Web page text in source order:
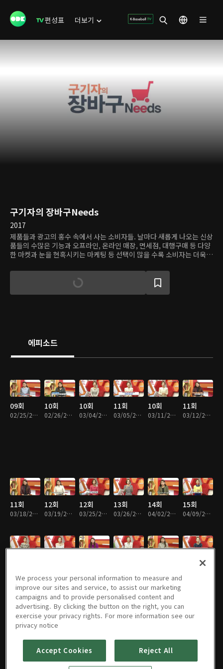
편성표 더보기
구기자의 장바구Needs
2017
제품들과 광고의 홍수 속에서 사는 소비자들. 날마다 새롭게 나오는 신상
품들의 수많은 기능과 오프라인, 온라인 매장, 면세점, 대행구매 등 다양
한 마켓과 눈을 현혹시키는 마케팅 등 선택이 많을 수록 소비자는 더욱
위해 쿠키뉴스 구현화기자가 유통 상식부터 소비 트렌드까지 한 곳에 모
에피소드
09회
02/25/2017 • 19분
10회
02/26/2017 • 19분
10회
03/04/2017 • 19분
11회
03/05/2017 • 19분
10회
03/11/2017 • 19분
11회
03/12/2017 • 18분
11회
03/18/2017 • 17분
12회
03/19/2017 • 20분
12회
03/25/2017 • 19분
13회
03/26/2017 • 20분
14회
04/02/2017 • 19분
15회
04/09/2017 • 19분
24회
06/25/2017 • 17분
25회 26회 27회 28회 29회
We process your personal information to measure and
improve our sites and service, to assist our marketing
campaigns and to provide personalised content and
advertising. By clicking the button on the right, you can
exercise your privacy rights. For more information see our
privacy notice
Accept Cookies Reject All